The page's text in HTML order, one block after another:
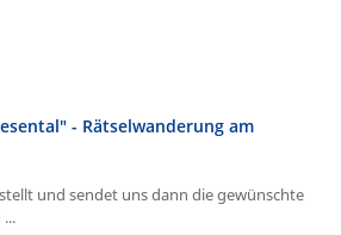
- Rätselwanderung am
und sendet uns dann die gewünschte